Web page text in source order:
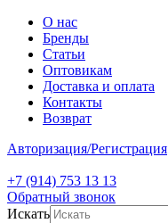
О нас
Бренды
Статьи
Оптовикам
Доставка и оплата
Контакты
Возврат
Авторизация/Регистрация
+7 (914) 753 13 13
Обратный звонок
Искать